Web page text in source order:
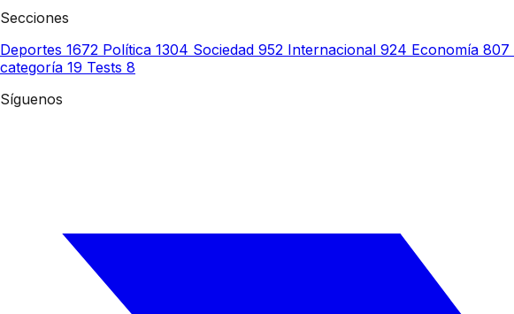
Secciones
Deportes 1672 Política 1304 Sociedad 952 Internacional 924 Economía 807
categoría 19 Tests 8
Síguenos